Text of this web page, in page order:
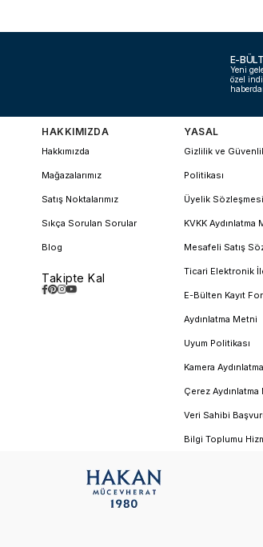
E-
Yeni
özel
HAKKIMIZDA
Hakkımızda
Mağazalarımız
Satış Noktalarımız
Sıkça Sorulan Sorular
Blog
Takipte Kal
YASAL
Gizlilik ve
Politikası
Üyelik Sözleşmesi
KVKK Aydınlatma
Mesafeli Satış
Ticari Elektronik
E-Bülten Kayıt
Aydınlatma Metni
Uyum Politikası
Kamera
Çerez Aydınlatma
Veri Sahibi
Bilgi Toplumu